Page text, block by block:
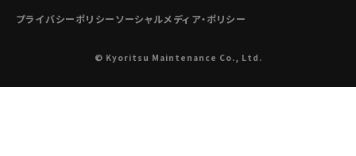
プライバシーポリシーソーシャルメディア・ポリシー
© Kyoritsu Maintenance Co., Ltd.